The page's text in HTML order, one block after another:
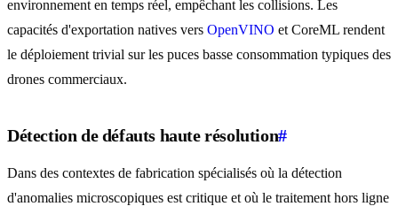
environnement en temps réel, empêchant les collisions. Les
capacités d'exportation natives vers OpenVINO et CoreML rendent
le déploiement trivial sur les puces basse consommation typiques des
drones commerciaux.
Détection de défauts haute résolution#
Dans des contextes de fabrication spécialisés où la détection
d'anomalies microscopiques est critique et où le traitement hors ligne